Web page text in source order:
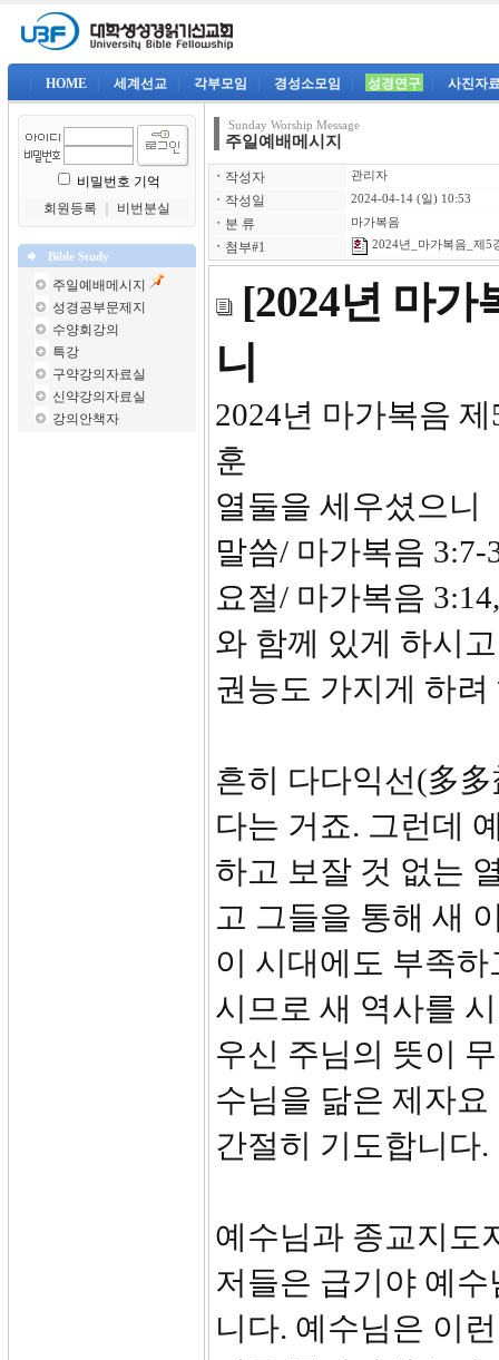
HOME 세계선교 각부모임 경성소모임 성경연구 사진자
비밀번호 기억
회원등록
비번분실
Bible Study
주일예배메시지
성경공부문제지
수양회강의
특강
구약강의자료실
신약강의자료실
강의안책자
Sunday Worship Message
주일예배메시지
ㆍ 작성자 관리자
ㆍ 작성일 2024-04-14 (일) 10:53
ㆍ 분 류 마가복음
ㆍ 첨부#1 2024년_마가복음_제5
[2024년 마가
니
2024년
훈
열둘을 세우셨으니
말씀/ 마가복음 3:7-
요절/ 마가복음
와 함께 있게 하시
권능도 가지게 하려
흔히 다다익선(多
다는 거죠. 그런데
하고 보잘 것 없는
고 그들을 통해 새
이 시대에도 부족
시므로 새 역사를
우신 주님의 뜻이
수님을 닮은 제자
간절히 기도합니다.
예수님과 종교지도
저들은 급기야 예
니다. 예수님은 이